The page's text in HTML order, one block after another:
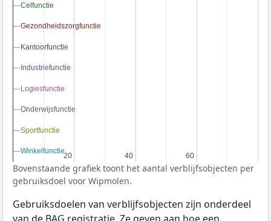
20
20 40
40 60
60
Celfunctie
Celfunctie
Gezondheidszorgfunctie
Gezondheidszorgfunctie
Kantoorfunctie
Kantoorfunctie
Industriefunctie
Industriefunctie
Logiesfunctie
Logiesfunctie
Onderwijsfunctie
Onderwijsfunctie
Sportfunctie
Sportfunctie
Winkelfunctie
Winkelfunctie
Bovenstaande grafiek toont het aantal verblijfsobjecten per
gebruiksdoel voor Wipmolen.
Gebruiksdoelen van verblijfsobjecten zijn onderdeel